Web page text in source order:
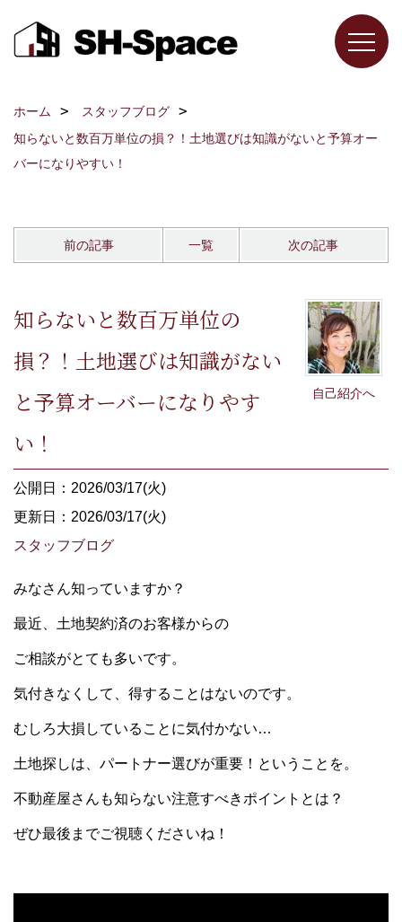
ホーム
スタッフブログ
知らないと数百万単位の損？！土地選びは知識がないと予算オー
バーになりやすい！
前の記事 一覧 次の記事
自己紹介へ
知らないと数百万単位の
損？！土地選びは知識がない
と予算オーバーになりやす
い！
公開日：2026/03/17(火)
更新日：2026/03/17(火)
スタッフブログ
みなさん知っていますか？
最近、土地契約済のお客様からの
ご相談がとても多いです。
気付きなくして、得することはないのです。
むしろ大損していることに気付かない…
土地探しは、パートナー選びが重要！ということを。
不動産屋さんも知らない注意すべきポイントとは？
ぜひ最後までご視聴くださいね！